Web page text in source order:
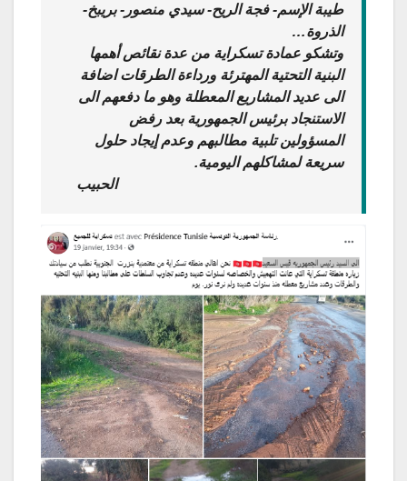
طيبة الإسم- فجة الريح- سيدي منصور- بريبخ-
الذروة…
وتشكو عمادة تسكراية من عدة نقائص أهمها
البنية التحتية المهترئة ورداءة الطرقات اضافة
الى عديد المشاريع المعطلة وهو ما دفعهم الى
الاستنجاد برئيس الجمهورية بعد رفض
المسؤولين تلبية مطالبهم وعدم إيجاد حلول
سريعة لمشاكلهم اليومية.
الحبيب